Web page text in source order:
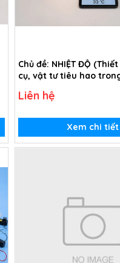
Chủ đề: NHIỆT ĐỘ
cụ, vật tư tiêu hao
Liên hệ
Xem chi tiết